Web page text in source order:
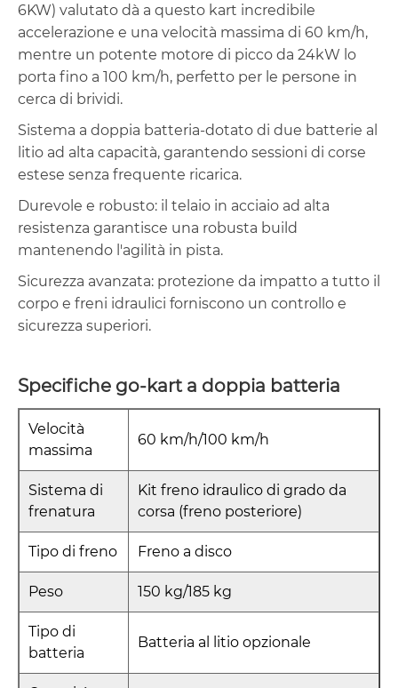
6KW) valutato dà a questo kart incredibile
accelerazione e una velocità massima di 60 km/h,
mentre un potente motore di picco da 24kW lo
porta fino a 100 km/h, perfetto per le persone in
cerca di brividi.
Sistema a doppia batteria-dotato di due batterie al
litio ad alta capacità, garantendo sessioni di corse
estese senza frequente ricarica.
Durevole e robusto: il telaio in acciaio ad alta
resistenza garantisce una robusta build
mantenendo l'agilità in pista.
Sicurezza avanzata: protezione da impatto a tutto il
corpo e freni idraulici forniscono un controllo e
sicurezza superiori.
Specifiche go-kart a doppia batteria
Velocità
massima
60 km/h/100 km/h
Sistema di
frenatura
Kit freno idraulico di grado da
corsa (freno posteriore)
Tipo di freno Freno a disco
Peso 150 kg/185 kg
Tipo di
batteria
Batteria al litio opzionale